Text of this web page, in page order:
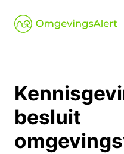
besluit